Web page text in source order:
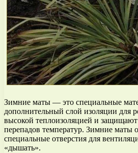
Зимние маты — это специальные
дополнительный слой изоляции для
высокой теплоизоляцией и
перепадов температур. Зимние маты
специальные отверстия для
«дышать».